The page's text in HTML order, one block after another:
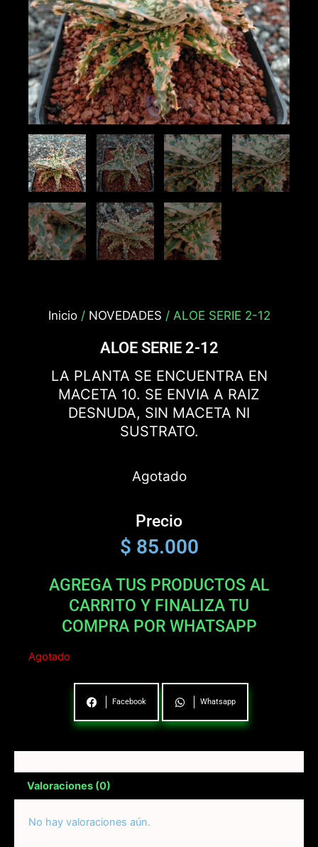
Inicio/ NOVEDADES / ALOE SERIE 2-12
ALOE SERIE 2-12
LA PLANTA SE ENCUENTRA EN
MACETA 10. SE ENVIA A RAIZ
DESNUDA, SIN MACETA NI
SUSTRATO.
Agotado
Precio
$ 85.000
AGREGA TUS PRODUCTOS AL
CARRITO Y FINALIZA TU
COMPRA POR WHATSAPP
Agotado
Facebook Whatsapp
Valoraciones (0)
No hay valoraciones aún.